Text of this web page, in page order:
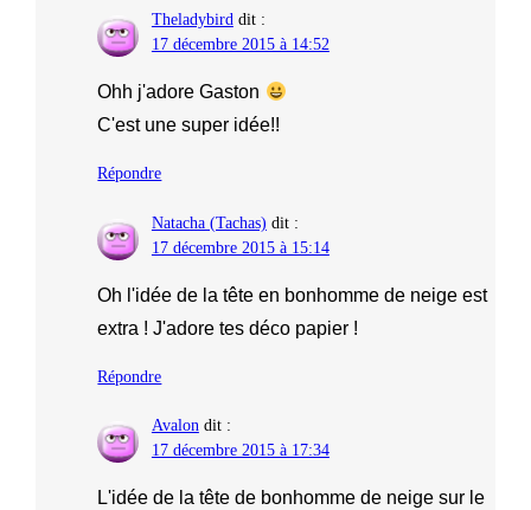
Theladybird dit :
17 décembre 2015 à 14:52
Ohh j'adore Gaston
C'est une super idée!!
Répondre
Natacha (Tachas) dit :
17 décembre 2015 à 15:14
Oh l'idée de la tête en bonhomme de neige est
extra ! J'adore tes déco papier !
Répondre
Avalon dit :
17 décembre 2015 à 17:34
L'idée de la tête de bonhomme de neige sur le